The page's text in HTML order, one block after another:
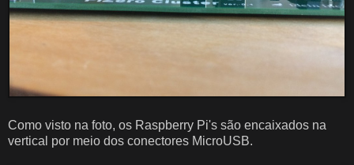
Como visto na foto, os Raspberry Pi's são encaixados na
vertical por meio dos conectores MicroUSB.